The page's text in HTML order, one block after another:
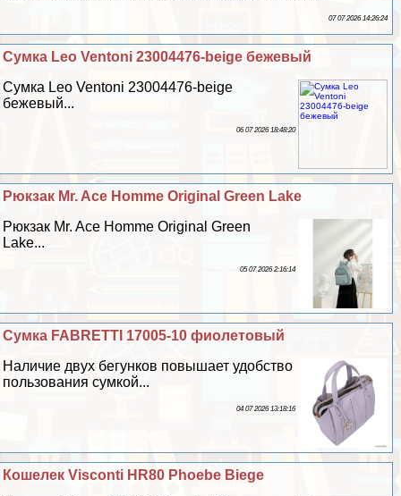
07 07 2026 14:26:24
Сумка Leo Ventoni 23004476-beige бежевый
Сумка Leo Ventoni 23004476-beige
бежевый...
06 07 2026 18:48:20
Рюкзак Mr. Ace Homme Original Green Lake
Рюкзак Mr. Ace Homme Original Green
Lake...
05 07 2026 2:16:14
Сумка FABRETTI 17005-10 фиолетовый
Наличие двух бегунков повышает удобство
пользования сумкой...
04 07 2026 13:18:16
Кошелек Visconti HR80 Phoebe Biege